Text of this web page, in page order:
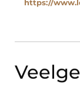
https://